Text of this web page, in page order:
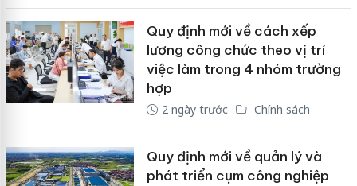
Quy định mới về cách xếp
lương công chức theo vị trí
việc làm trong 4 nhóm trường
hợp
2 ngày trước Chính sách
Quy định mới về quản lý và
phát triển cụm công nghiệp